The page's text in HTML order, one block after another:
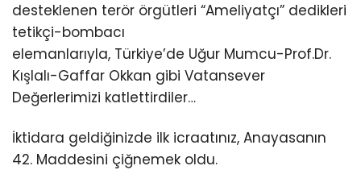
desteklenen terör örgütleri “Ameliyatçı” dedikleri
tetikçi-bombacı
elemanlarıyla, Türkiye’de Uğur Mumcu-Prof.Dr.
Kışlalı-Gaffar Okkan gibi Vatansever
Değerlerimizi katlettirdiler…
İktidara geldiğinizde ilk icraatınız, Anayasanın
42. Maddesini çiğnemek oldu.